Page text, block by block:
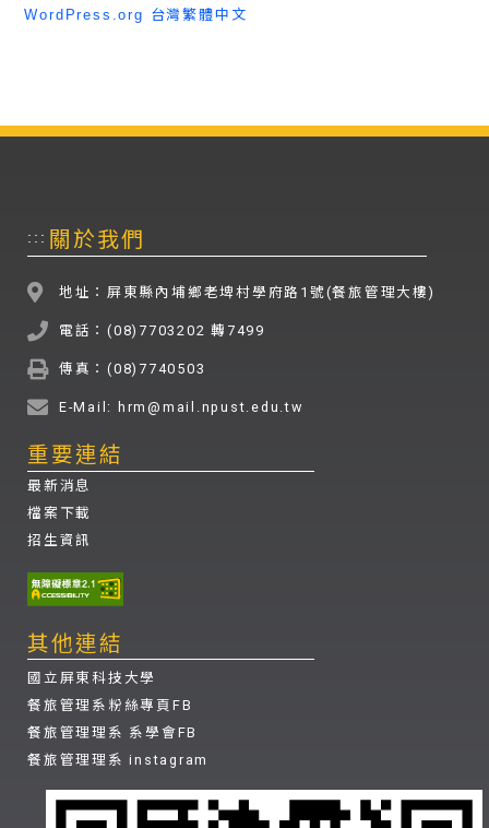
WordPress.org 台灣繁體中文
::: 關於我們
地址：屏東縣內埔鄉老埤村學府路1號(餐旅管理大樓)
電話：(08)7703202 轉7499
傳真：(08)7740503
E-Mail: hrm@mail.npust.edu.tw
重要連結
最新消息
檔案下載
招生資訊
其他連結
國立屏東科技大學
餐旅管理系粉絲專頁FB
餐旅管理理系 系學會FB
餐旅管理理系 instagram